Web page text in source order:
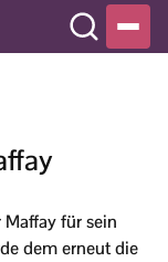
für sein
dem erneut die